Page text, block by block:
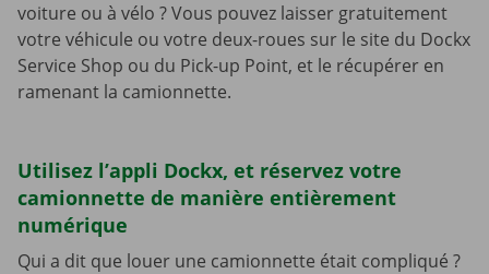
voiture ou à vélo ? Vous pouvez laisser gratuitement
votre véhicule ou votre deux-roues sur le site du Dockx
Service Shop ou du Pick-up Point, et le récupérer en
ramenant la camionnette.
Utilisez l’appli Dockx, et réservez votre
camionnette de manière entièrement
numérique
Qui a dit que louer une camionnette était compliqué ?